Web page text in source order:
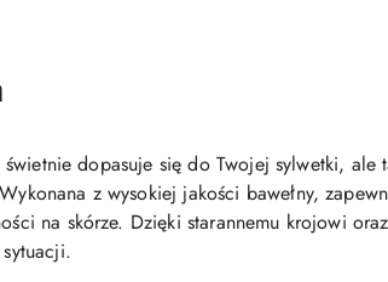
dopasuje się do Twojej sylwetki,
z wysokiej jakości bawełny,
na skórze. Dzięki starannemu krojowi